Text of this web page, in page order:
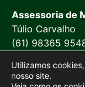
Assessoria de
Túlio Carvalho
(61) 98365
Utilizamos
nosso site.